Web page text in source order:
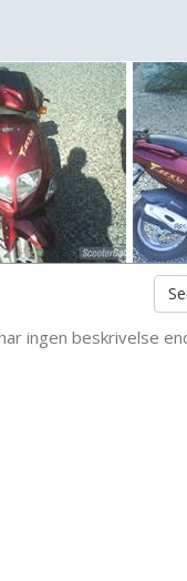
ingen beskrivelse